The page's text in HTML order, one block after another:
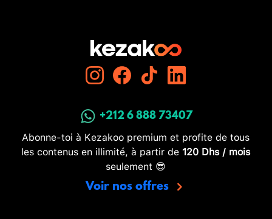
+212 6 888 73407
Abonne-toi à Kezakoo premium et profite de tous
les contenus en illimité, à partir de 120 Dhs / mois
seulement 😎
Voir nos offres